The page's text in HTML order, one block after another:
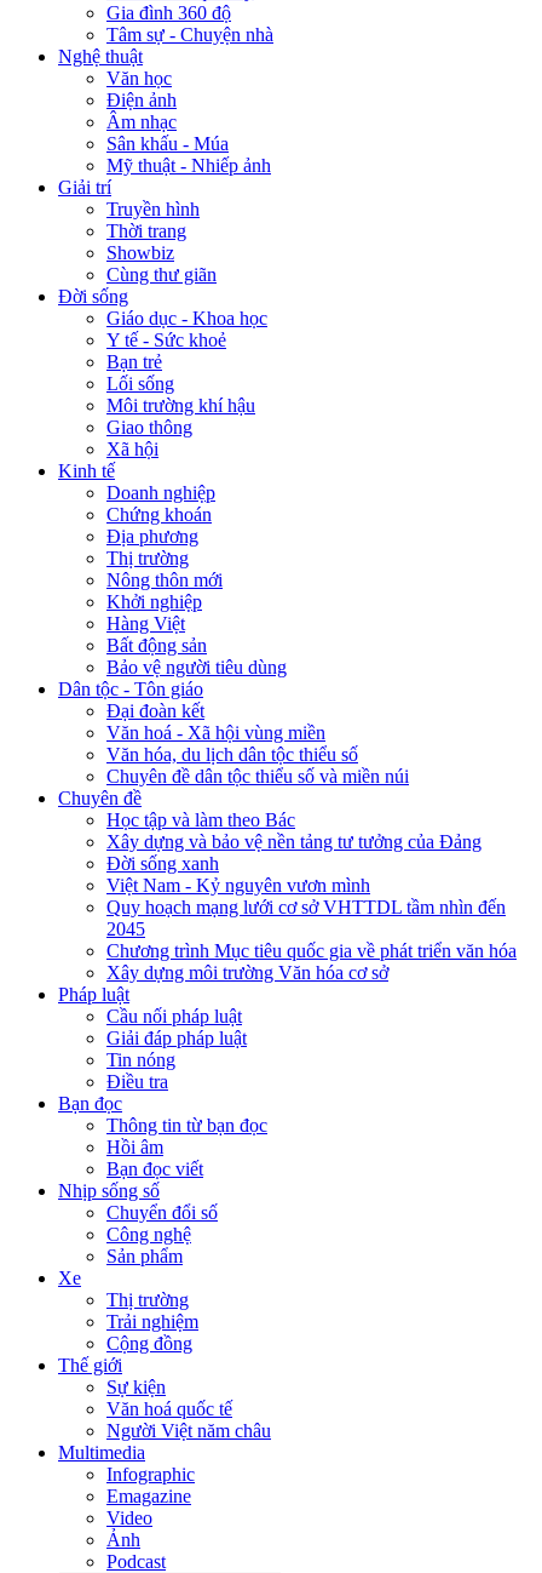
Gia đình 360 độ
Tâm sự - Chuyện nhà
Nghệ thuật
Văn học
Điện ảnh
Âm nhạc
Sân khấu - Múa
Mỹ thuật - Nhiếp ảnh
Giải trí
Truyền hình
Thời trang
Showbiz
Cùng thư giãn
Đời sống
Giáo dục - Khoa học
Y tế - Sức khoẻ
Bạn trẻ
Lối sống
Môi trường khí hậu
Giao thông
Xã hội
Kinh tế
Doanh nghiệp
Chứng khoán
Địa phương
Thị trường
Nông thôn mới
Khởi nghiệp
Hàng Việt
Bất động sản
Bảo vệ người tiêu dùng
Dân tộc - Tôn giáo
Đại đoàn kết
Văn hoá - Xã hội vùng miền
Văn hóa, du lịch dân tộc thiểu số
Chuyên đề dân tộc thiểu số và miền núi
Chuyên đề
Học tập và làm theo Bác
Xây dựng và bảo vệ nền tảng tư tưởng của Đảng
Đời sống xanh
Việt Nam - Kỷ nguyên vươn mình
Quy hoạch mạng lưới cơ sở VHTTDL tầm nhìn đến
2045
Chương trình Mục tiêu quốc gia về phát triển văn hóa
Xây dựng môi trường Văn hóa cơ sở
Pháp luật
Cầu nối pháp luật
Giải đáp pháp luật
Tin nóng
Điều tra
Bạn đọc
Thông tin từ bạn đọc
Hồi âm
Bạn đọc viết
Nhịp sống số
Chuyển đổi số
Công nghệ
Sản phẩm
Xe
Thị trường
Trải nghiệm
Cộng đồng
Thế giới
Sự kiện
Văn hoá quốc tế
Người Việt năm châu
Multimedia
Infographic
Emagazine
Video
Ảnh
Podcast